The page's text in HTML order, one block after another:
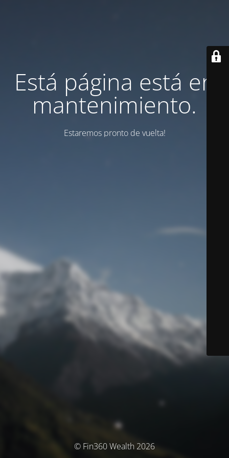
Está página está en
mantenimiento.
Estaremos pronto de vuelta!
© Fin360 Wealth 2026